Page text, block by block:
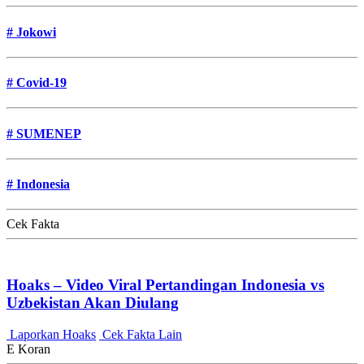
# Jokowi
# Covid-19
# SUMENEP
# Indonesia
Cek Fakta
Hoaks – Video Viral Pertandingan Indonesia vs
Uzbekistan Akan Diulang
Laporkan Hoaks Cek Fakta Lain
E Koran